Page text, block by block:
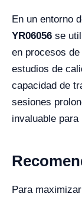
En un entorno
YR06056 se
en procesos
estudios de
capacidad de
sesiones
invaluable
Para